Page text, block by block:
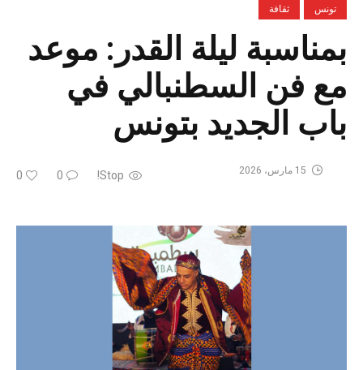
تونس ثقافة
بمناسبة ليلة القدر: موعد
مع فن السطنبالي في
باب الجديد بتونس
Stop!
0
0 15 مارس، 2026